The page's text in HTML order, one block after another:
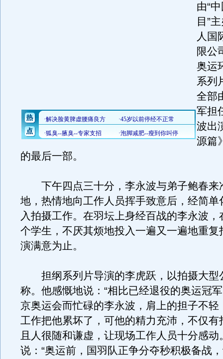
由“
目”
人国
限公
奥运
系列
全部
军担
波出
源篇
的最后一部。
下午四点三十分，李永波与弟子鲍春来
地，热情地向工作人员挥手致意后，经简单
入拍摄工作。在羽坛上身经百战的李永波，
个学生，不厌其烦地投入一遍又一遍地重复
演满意为止。
担纲系列片导演的李虎跃，以拍摄大型
称。他感慨地说：“相比已经退役的奥运冠
京奥运会而忙碌的李永波，肩上的担子不轻
工作把他累坏了，可他的精力充沛，不仅有
且人很随和谦虚，让现场工作人员十分感动
说：“奥运前，国羽队正争分夺秒积极备战